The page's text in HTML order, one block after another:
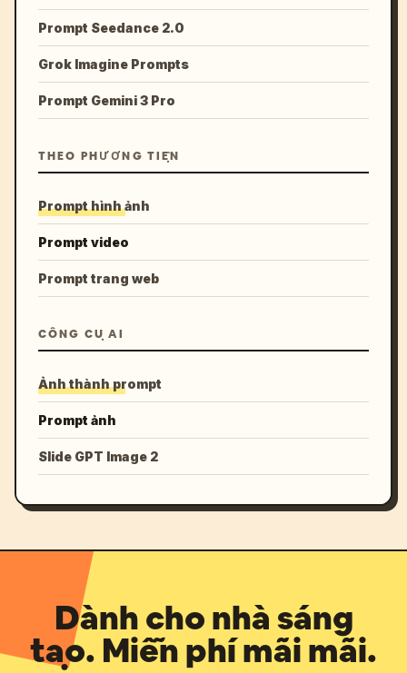
Prompt Seedance 2.0
Grok Imagine Prompts
Prompt Gemini 3 Pro
THEO PHƯƠNG TIỆN
Prompt hình ảnh
Prompt video
Prompt trang web
CÔNG CỤ AI
Ảnh thành prompt
Prompt ảnh
Slide GPT Image 2
Dành cho nhà sáng
tạo. Miễn phí mãi mãi.